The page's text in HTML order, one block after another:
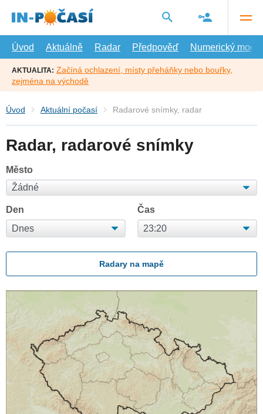
hlavní
Úvod
Aktuálně Radar Předpověď Numerický model
AKTUALITA: Začíná ochlazení, místy přeháňky nebo bouřky,
zejména na východě
Úvod Aktuální počasí Radarové snímky, radar
Radar, radarové snímky
Město
Den Čas
Radary na mapě